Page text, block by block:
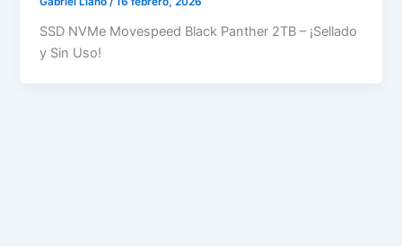
SSD NVMe Movespeed Black Panther 2TB – ¡Sellado
y Sin Uso!